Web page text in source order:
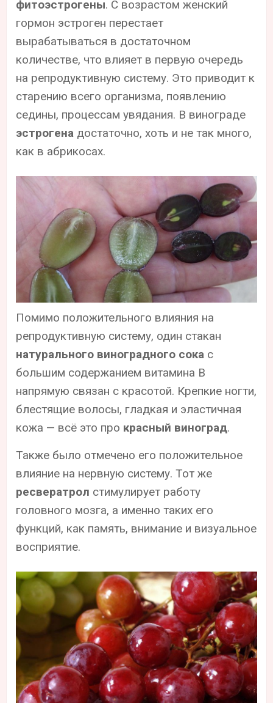
фитоэстрогены. С возрастом женский
гормон эстроген перестает
вырабатываться в достаточном
количестве, что влияет в первую очередь
на репродуктивную систему. Это приводит к
старению всего организма, появлению
седины, процессам увядания. В винограде
эстрогена достаточно, хоть и не так много,
как в абрикосах.
Помимо положительного влияния на
репродуктивную систему, один стакан
натурального виноградного сока с
большим содержанием витамина В
напрямую связан с красотой. Крепкие ногти,
блестящие волосы, гладкая и эластичная
кожа — всё это про красный виноград.
Также было отмечено его положительное
влияние на нервную систему. Тот же
ресвератрол стимулирует работу
головного мозга, а именно таких его
функций, как память, внимание и визуальное
восприятие.